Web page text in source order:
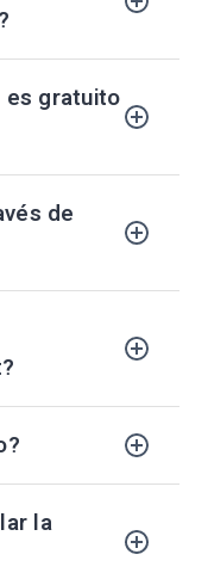
es gratuito
de
la